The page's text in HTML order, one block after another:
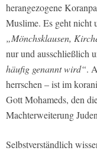
herangezogene
Muslime. Es geht nicht
„Mönchsklausen,
nur und ausschließlich
häufig genannt wird“.
herrschen – ist im
Gott Mohameds, den
Machterweiterung
Selbstverständlich